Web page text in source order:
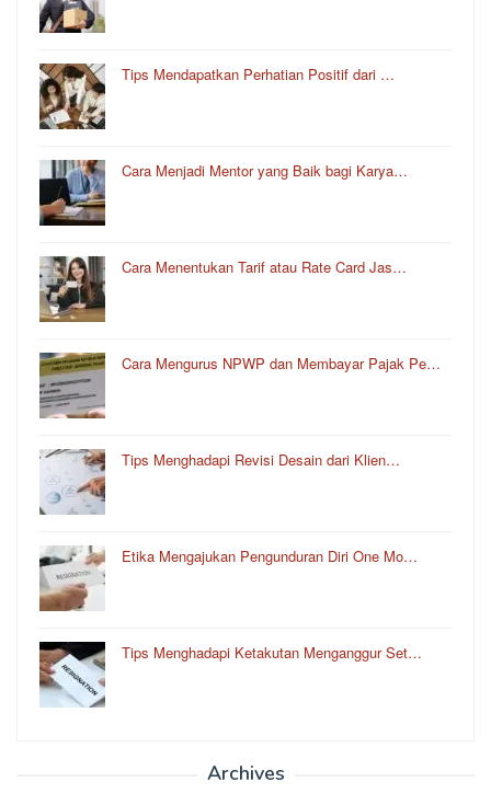
Tips Mendapatkan Perhatian Positif dari …
Cara Menjadi Mentor yang Baik bagi Karya…
Cara Menentukan Tarif atau Rate Card Jas…
Cara Mengurus NPWP dan Membayar Pajak Pe…
Tips Menghadapi Revisi Desain dari Klien…
Etika Mengajukan Pengunduran Diri One Mo…
Tips Menghadapi Ketakutan Menganggur Set…
Archives